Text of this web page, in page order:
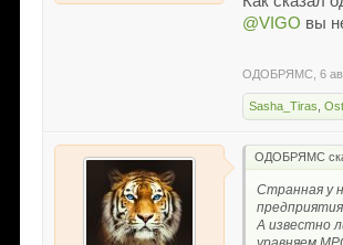
@VIGO вы
ОДОБРЯМС 6
Sasha_Tiras ,
ОДОБРЯМС
Странная у
А известно